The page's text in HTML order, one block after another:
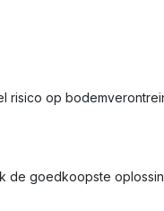
risico op
de goedkoopste